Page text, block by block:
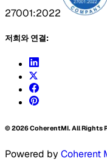
27001:2022
저희와 연결:
©2026CoherentMI. All Rights
Powered by Coherent